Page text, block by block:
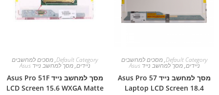
Default Category
,מסכים למחשבים
ניידים,מסך למחשב נייד Asus
מסך למחשב נייד Asus Pro 57
Laptop LCD Screen 18.4
Default Category
,מסכים למחשבים
ניידים,מסך למחשב נייד Asus
מסך למחשב נייד Asus Pro 51F
LCD Screen 15.6 WXGA Matte